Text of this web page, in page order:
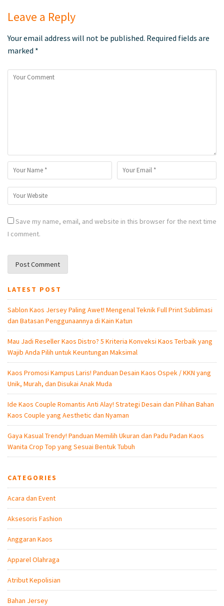
Leave a Reply
Your email address will not be published. Required fields are
marked *
Save my name, email, and website in this browser for the next time
I comment.
LATEST POST
Sablon Kaos Jersey Paling Awet! Mengenal Teknik Full Print Sublimasi
dan Batasan Penggunaannya di Kain Katun
Mau Jadi Reseller Kaos Distro? 5 Kriteria Konveksi Kaos Terbaik yang
Wajib Anda Pilih untuk Keuntungan Maksimal
Kaos Promosi Kampus Laris! Panduan Desain Kaos Ospek / KKN yang
Unik, Murah, dan Disukai Anak Muda
Ide Kaos Couple Romantis Anti Alay! Strategi Desain dan Pilihan Bahan
Kaos Couple yang Aesthetic dan Nyaman
Gaya Kasual Trendy! Panduan Memilih Ukuran dan Padu Padan Kaos
Wanita Crop Top yang Sesuai Bentuk Tubuh
CATEGORIES
Acara dan Event
Aksesoris Fashion
Anggaran Kaos
Apparel Olahraga
Atribut Kepolisian
Bahan Jersey